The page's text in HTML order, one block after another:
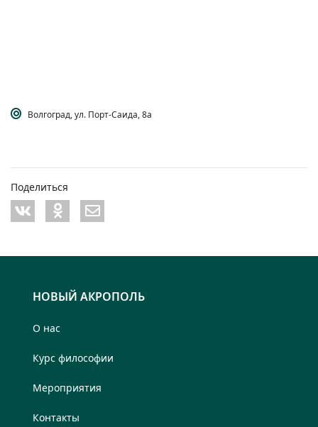
Волгоград, ул. Порт-Саида, 8а
Поделиться
НОВЫЙ АКРОПОЛЬ
О нас
Курс философии
Мероприятия
Контакты